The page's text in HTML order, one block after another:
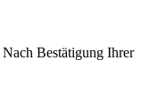
Nach Bestätigung Ihrer